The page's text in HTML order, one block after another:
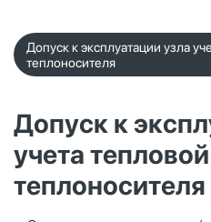
Допуск к эксплуатации узла
теплоносителя
Допуск к
учета
теплоносителя